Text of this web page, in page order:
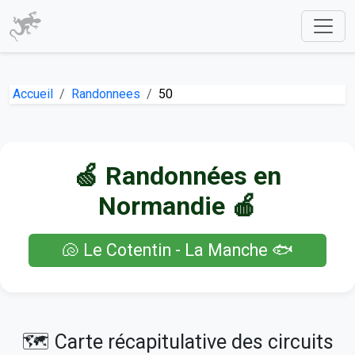
Accueil Randonnees 50
🍏 Randonnées en
Normandie 🍎
🐚 Le Cotentin - La Manche 🐟
🗺️ Carte récapitulative des circuits